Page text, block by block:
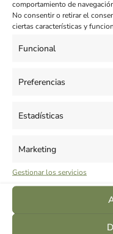
comportamiento de
No consentir o retirar el
ciertas características y
Funcional
Preferencias
Estadísticas
Marketing
Gestionar los servicios
Observaciones: